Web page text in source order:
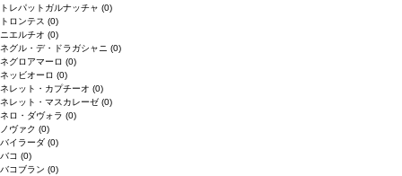
トレパットガルナッチャ (0)
トロンテス (0)
ニエルチオ (0)
ネグル・デ・ドラガシャニ (0)
ネグロアマーロ (0)
ネッビオーロ (0)
ネレット・カプチーオ (0)
ネレット・マスカレーゼ (0)
ネロ・ダヴォラ (0)
ノヴァク (0)
バイラーダ (0)
バコ (0)
バコブラン (0)